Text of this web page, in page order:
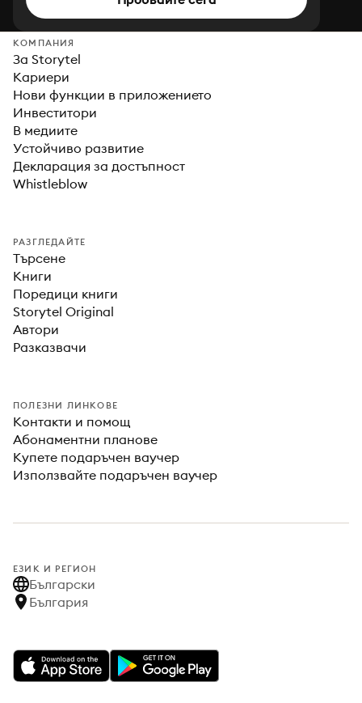
КОМПАНИЯ
За Storytel
Кариери
Нови функции в приложението
Инвеститори
В медиите
Устойчиво развитие
Декларация за достъпност
Whistleblow
РАЗГЛЕДАЙТЕ
Търсене
Книги
Поредици книги
Storytel Original
Автори
Разказвачи
ПОЛЕЗНИ ЛИНКОВЕ
Контакти и помощ
Абонаментни планове
Купете подаръчен ваучер
Използвайте подаръчен ваучер
ЕЗИК И РЕГИОН
Български
България